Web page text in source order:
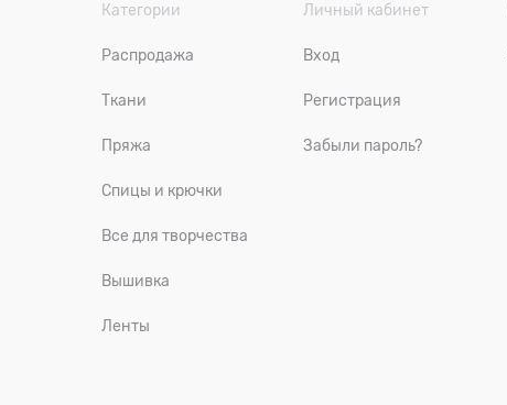
Категории
Распродажа
Ткани
Пряжа
Спицы и крючки
Все для творчества
Вышивка
Ленты
Личный кабинет
Вход
Регистрация
Забыли пароль?